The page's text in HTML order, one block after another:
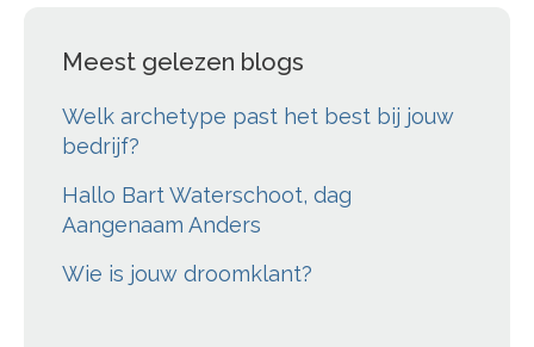
Meest gelezen blogs
Welk archetype past het best bij jouw
bedrijf?
Hallo Bart Waterschoot, dag
Aangenaam Anders
Wie is jouw droomklant?